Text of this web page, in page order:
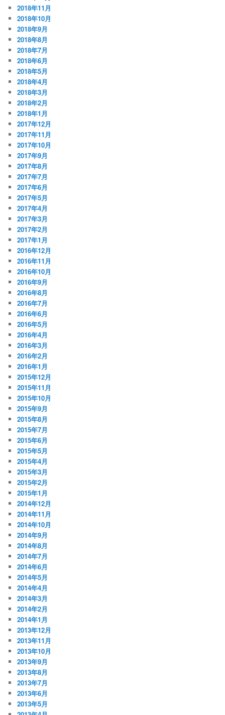
2018年11月
2018年10月
2018年9月
2018年8月
2018年7月
2018年6月
2018年5月
2018年4月
2018年3月
2018年2月
2018年1月
2017年12月
2017年11月
2017年10月
2017年9月
2017年8月
2017年7月
2017年6月
2017年5月
2017年4月
2017年3月
2017年2月
2017年1月
2016年12月
2016年11月
2016年10月
2016年9月
2016年8月
2016年7月
2016年6月
2016年5月
2016年4月
2016年3月
2016年2月
2016年1月
2015年12月
2015年11月
2015年10月
2015年9月
2015年8月
2015年7月
2015年6月
2015年5月
2015年4月
2015年3月
2015年2月
2015年1月
2014年12月
2014年11月
2014年10月
2014年9月
2014年8月
2014年7月
2014年6月
2014年5月
2014年4月
2014年3月
2014年2月
2014年1月
2013年12月
2013年11月
2013年10月
2013年9月
2013年8月
2013年7月
2013年6月
2013年5月